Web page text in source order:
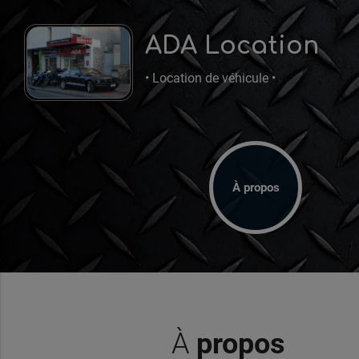
ADA Location
• Location de véhicule •
À propos
À propos